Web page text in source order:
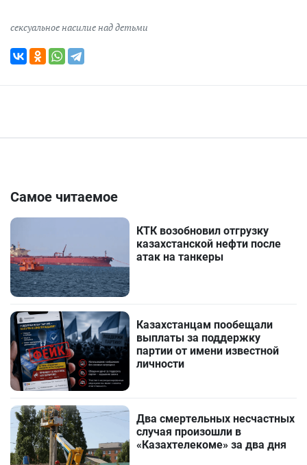
сексуальное насилие над детьми
Самое читаемое
КТК возобновил отгрузку
казахстанской нефти после
атак на танкеры
Казахстанцам пообещали
выплаты за поддержку
партии от имени известной
личности
Два смертельных несчастных
случая произошли в
«Казахтелекоме» за два дня